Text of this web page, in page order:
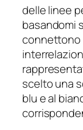
delle linee
basandomi
connettono
scelto una
blu e al